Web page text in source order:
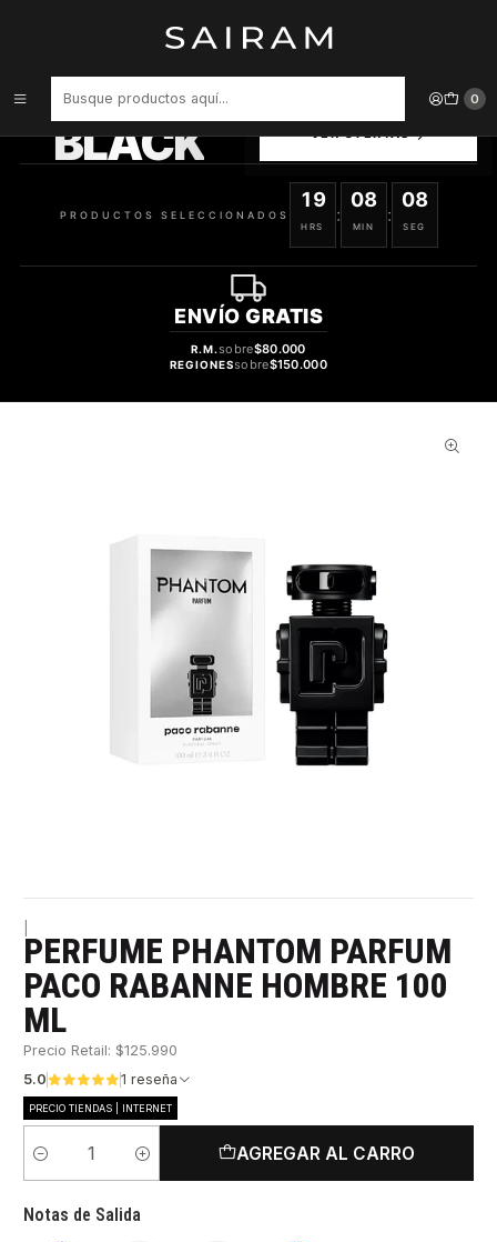
0
PERFUME PHANTOM PARFUM PACO RABANNE HOMBRE 100 ML
BLACK
SELECCIONADOS
PRODUCTOS SELECCIONADOS
19
HRS
:
08
MIN
:
08
SEG
ENVÍO GRATIS
R.M.sobre$80.000
REGIONESsobre$150.000
PERFUME PHANTOM PARFUM
PACO RABANNE HOMBRE 100
ML
Precio Retail: $125.990
5.0
1 reseña
PRECIO TIENDAS | INTERNET
Cantidad
AGREGAR AL CARRO
Notas de Salida